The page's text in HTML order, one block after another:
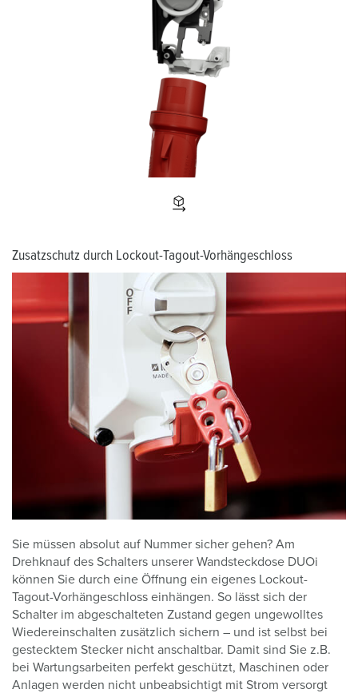
Zusatzschutz durch Lockout-Tagout-Vorhängeschloss
Sie müssen absolut auf Nummer sicher gehen? Am
Drehknauf des Schalters unserer Wandsteckdose DUOi
können Sie durch eine Öffnung ein eigenes Lockout-
Tagout-Vorhängeschloss einhängen. So lässt sich der
Schalter im abgeschalteten Zustand gegen ungewolltes
Wiedereinschalten zusätzlich sichern – und ist selbst bei
gestecktem Stecker nicht anschaltbar. Damit sind Sie z.B.
bei Wartungsarbeiten perfekt geschützt, Maschinen oder
Anlagen werden nicht unbeabsichtigt mit Strom versorgt